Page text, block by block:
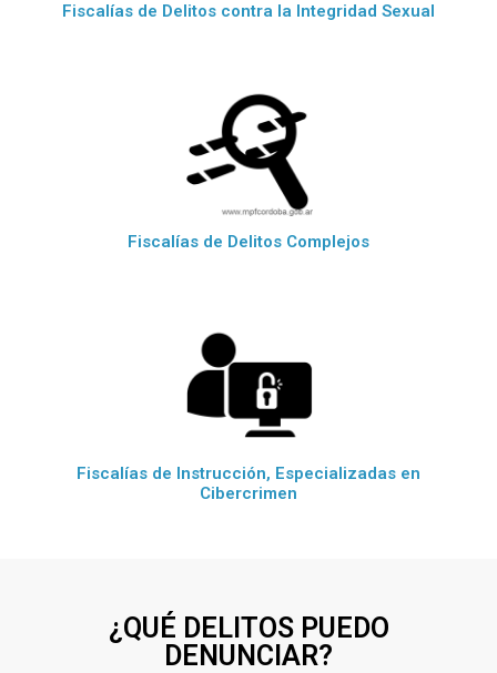
Fiscalías de Delitos contra la Integridad Sexual
Fiscalías de Delitos Complejos
Fiscalías de Instrucción, Especializadas en
Cibercrimen
¿QUÉ DELITOS PUEDO
DENUNCIAR?